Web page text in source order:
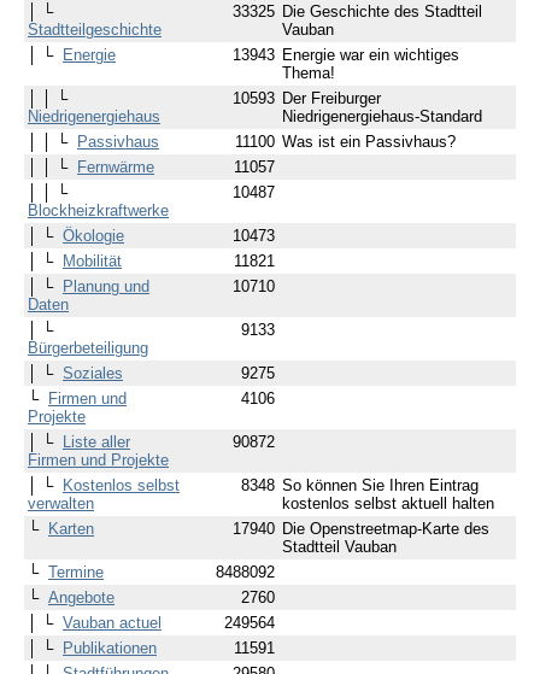
│ └
Stadtteilgeschichte
33325 Die Geschichte des Stadtteil
Vauban
│ └ Energie 13943 Energie war ein wichtiges
Thema!
│ │ └
Niedrigenergiehaus
10593 Der Freiburger
Niedrigenergiehaus-Standard
│ │ └ Passivhaus 11100 Was ist ein Passivhaus?
│ │ └ Fernwärme
11057
│ │ └
Blockheizkraftwerke
10487
│ └ Ökologie
10473
│ └ Mobilität
11821
│ └ Planung und
Daten
10710
│ └
Bürgerbeteiligung
9133
│ └ Soziales
9275
└ Firmen und
Projekte
4106
│ └
Liste aller
Firmen und Projekte
90872
│ └ Kostenlos selbst
verwalten
8348 So können Sie Ihren Eintrag
kostenlos selbst aktuell halten
└ Karten 17940 Die Openstreetmap-Karte des
Stadtteil Vauban
└ Termine
8488092
└ Angebote
2760
│ └ Vauban actuel
249564
│ └ Publikationen
11591